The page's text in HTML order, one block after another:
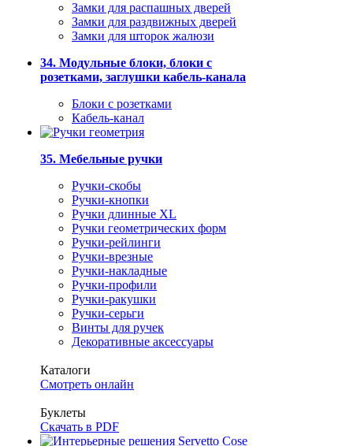
Замки для распашных дверей
Замки для раздвижных дверей
Замки для шторок жалюзи
34. Модульные блоки, блоки с
розетками, заглушки кабель-канала
Блоки с розетками
Кабель-канал
35. Мебельные ручки
Ручки-скобы
Ручки-кнопки
Ручки длинные XL
Ручки геометрических форм
Ручки-рейлинги
Ручки-врезные
Ручки-накладные
Ручки-профили
Ручки-ракушки
Ручки-серьги
Винты для ручек
Декоративные аксессуары
Каталоги
Смотреть онлайн
Буклеты
Скачать в PDF